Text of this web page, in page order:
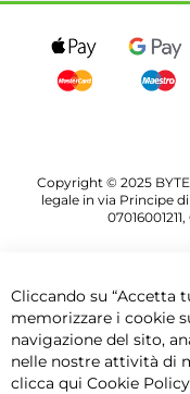
Copyright © 2025
legale in via Principe
Cliccando su “Accetta
memorizzare i cookie
navigazione del sito,
nelle nostre attività di
clicca qui Cookie Policy